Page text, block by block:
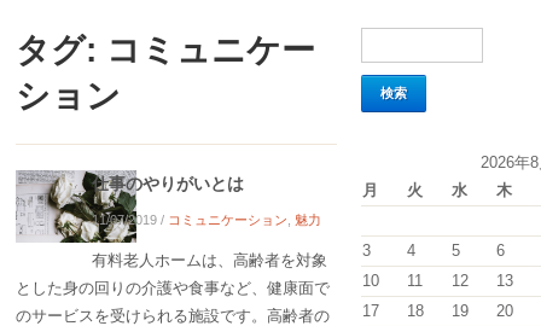
タグ: コミュニケー
ション
仕事のやりがいとは
11/07/2019/ コミュニケーション 魅力
有料老人ホームは、高齢者を対象
とした身の回りの介護や食事など、健康面で
のサービスを受けられる施設です。高齢者の
2026年
月
火 水 木
3 4 5 6
10
11 12 13
17
18 19 20